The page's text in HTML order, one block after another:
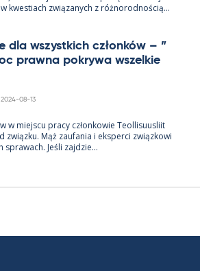
kwes­tiach związa­nych z róż­no­rod­nością...
dla wszyst­kich członków – ”
prawna pok­rywa wszel­kie
2024-08-13
w miejscu pracy człon­kowie Teol­li­suus­liit
związku. Mąż zau­fa­nia i eks­perci związ­kowi
Jeśli zajdzie...